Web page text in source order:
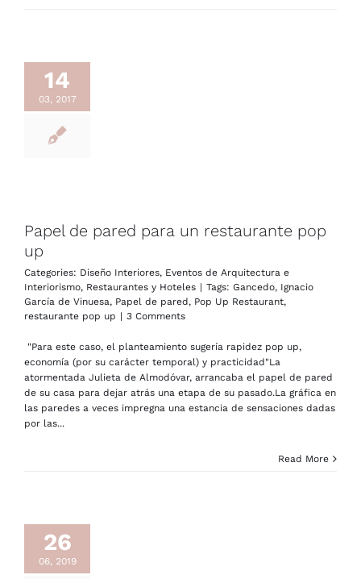
14
03, 2017
Papel de pared para un restaurante pop
up
Categories: Diseño Interiores, Eventos de Arquitectura e
Interiorismo, Restaurantes y Hoteles | Tags: Gancedo, Ignacio
García de Vinuesa, Papel de pared, Pop Up Restaurant,
restaurante pop up | 3 Comments
"Para este caso, el planteamiento sugería rapidez pop up,
economía (por su carácter temporal) y practicidad"La
atormentada Julieta de Almodóvar, arrancaba el papel de pared
de su casa para dejar atrás una etapa de su pasado.La gráfica en
las paredes a veces impregna una estancia de sensaciones dadas
por las...
Read More
26
06, 2019